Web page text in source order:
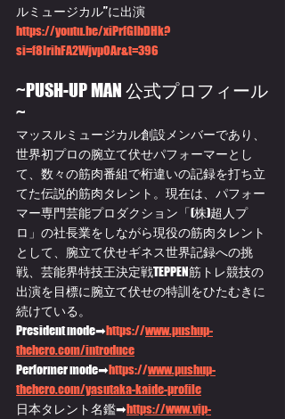
ルミュージカル”に出演
https://youtu.be/xiPrfGIbDHk?
si=f8IrihFA2WjvpOAr&t=396
~PUSH-UP MAN 公式プロフィール
~
マッスルミュージカル創設メンバーであり、
世界初プロの腕立て伏せパフォーマーとし
て、数々の筋肉番組で桁違いの記録を打ち立
てた伝説的筋肉タレント。現在は、パフォー
マー専門芸能プロダクション「(株)超人プ
ロ」の社長業をしながら現役の筋肉タレント
として、腕立て伏せギネス世界記録への挑
戦、芸能界特技王決定戦TEPPEN筋トレ競技の
出演を目標に腕立て伏せの特訓をひたむきに
続けている。
President mode➡https://www.pushup-
thehero.com/introduce
Performer mode➡https://www.pushup-
thehero.com/yasutaka-kaide-profile
日本タレント名鑑➡https://www.vip-